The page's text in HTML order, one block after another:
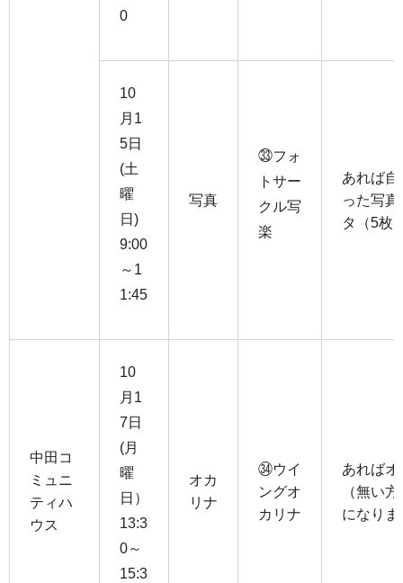
0
10
月1
5日
(土
曜
日)
9:00
～1
1:45
写真
㉝フォ
トサー
クル写
楽
あれば
った写
タ（5枚
中田コ
ミュニ
ティハ
ウス
10
月1
7日
(月
曜
日）
13:3
0～
15:3
オカ
リナ
㉞ウイ
ングオ
カリナ
あれば
（無い
になり